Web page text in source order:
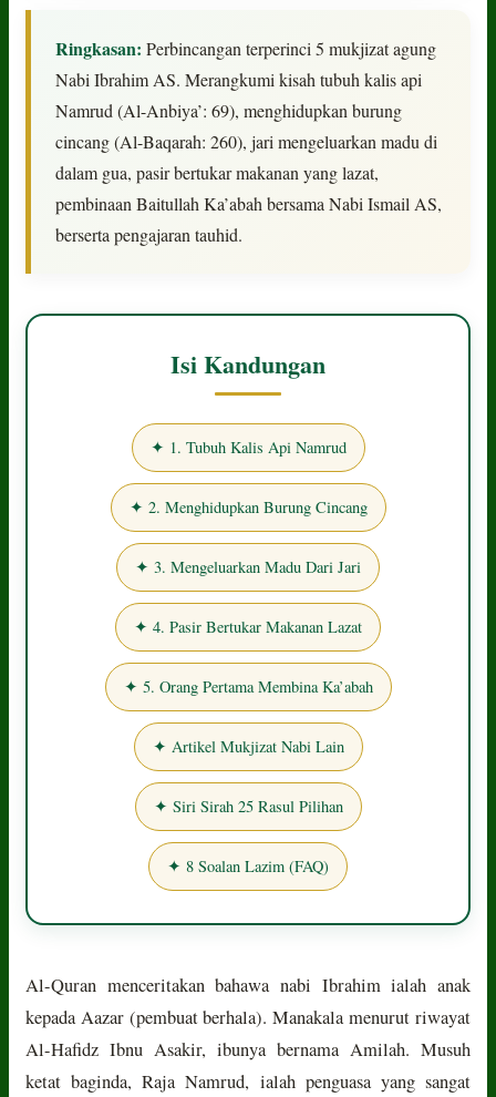
Ringkasan: Perbincangan terperinci 5 mukjizat agung
Nabi Ibrahim AS. Merangkumi kisah tubuh kalis api
Namrud (Al-Anbiya’: 69), menghidupkan burung
cincang (Al-Baqarah: 260), jari mengeluarkan madu di
dalam gua, pasir bertukar makanan yang lazat,
pembinaan Baitullah Ka’abah bersama Nabi Ismail AS,
berserta pengajaran tauhid.
Isi Kandungan
✦ 1. Tubuh Kalis Api Namrud
✦ 2. Menghidupkan Burung Cincang
✦ 3. Mengeluarkan Madu Dari Jari
✦ 4. Pasir Bertukar Makanan Lazat
✦ 5. Orang Pertama Membina Ka’abah
✦ Artikel Mukjizat Nabi Lain
✦ Siri Sirah 25 Rasul Pilihan
✦ 8 Soalan Lazim (FAQ)
Al-Quran menceritakan bahawa nabi Ibrahim ialah anak
kepada Aazar (pembuat berhala). Manakala menurut riwayat
Al-Hafidz Ibnu Asakir, ibunya bernama Amilah. Musuh
ketat baginda, Raja Namrud, ialah penguasa yang sangat